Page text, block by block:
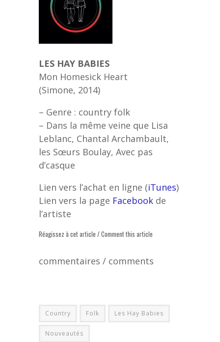
LES HAY BABIES
Mon Homesick Heart
(Simone, 2014)
– Genre : country folk
– Dans la même veine que Lisa
Leblanc, Chantal Archambault,
les Sœurs Boulay, Avec pas
d’casque
Lien vers l’achat en ligne (iTunes)
Lien vers la page Facebook de
l’artiste
Réagissez à cet article / Comment this article
commentaires / comments
Country Folk Les Hay Babies
Nouveautés